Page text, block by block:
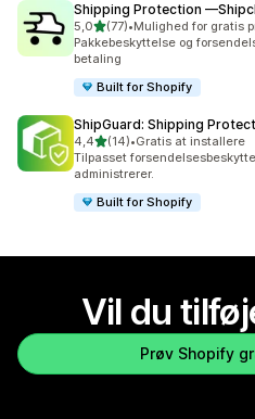
Shipping Protection
5,0ud af 5 stjerner
(77)
77 anmeldelser i alt
•Mulighed for gratis
Pakkebeskyttelse og
betaling
Built for Shopify
ShipGuard: Shipping
4,4ud af 5 stjerner
(14)
14 anmeldelser i alt
•Gratis at installere
Tilpasset
administrerer.
Built for Shopify
Vil du
Prøv Shopify